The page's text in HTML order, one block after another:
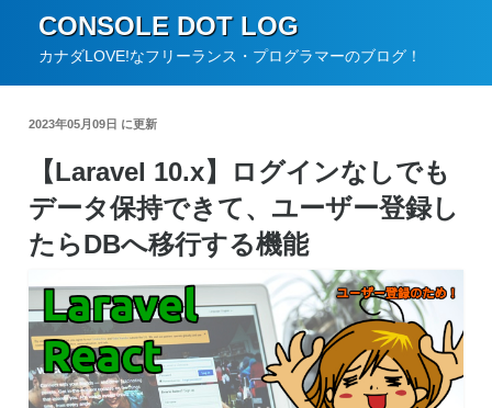
CONSOLE DOT LOG
カナダLOVE!なフリーランス・プログラマーのブログ！
2023年05月09日 に更新
【Laravel 10.x】ログインなしでも
データ保持できて、ユーザー登録し
たらDBへ移行する機能